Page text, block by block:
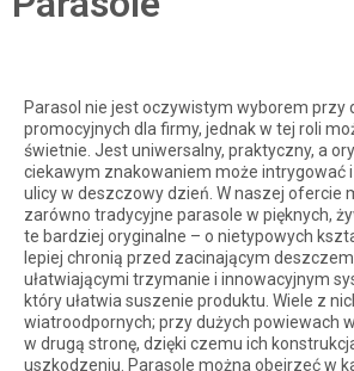
Parasol nie jest oczywistym wyborem przy
promocyjnych dla firmy, jednak w tej roli
świetnie. Jest uniwersalny, praktyczny, a
ciekawym znakowaniem może intrygować i
ulicy w deszczowy dzień. W naszej ofercie
zarówno tradycyjne parasole w pięknych,
te bardziej oryginalne – o nietypowych
lepiej chronią przed zacinającym
ułatwiającymi trzymanie i innowacyjnym
który ułatwia suszenie produktu. Wiele z
wiatroodpornych; przy dużych powiewach
w drugą stronę, dzięki czemu ich
uszkodzeniu. Parasole można obejrzeć w